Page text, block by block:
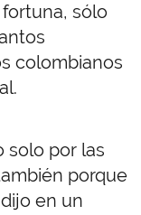
sólo
colombianos
solo por las
porque
en un